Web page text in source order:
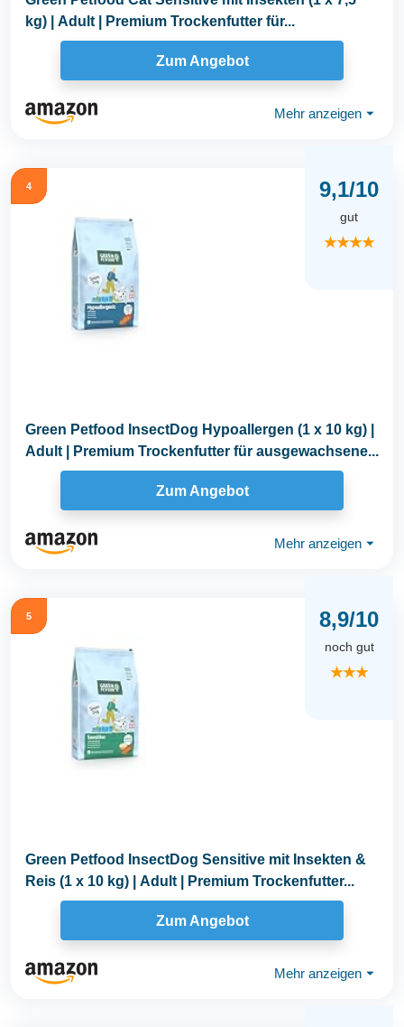
kg) | Adult | Premium Trockenfutter für...
Zum Angebot
Mehr anzeigen ⏷
4 9,1/10
gut
★★★★
Green Petfood InsectDog Hypoallergen (1 x 10 kg) |
Adult | Premium Trockenfutter für ausgewachsene...
Zum Angebot
Mehr anzeigen ⏷
5 8,9/10
noch gut
★★★
Green Petfood InsectDog Sensitive mit Insekten &
Reis (1 x 10 kg) | Adult | Premium Trockenfutter...
Zum Angebot
Mehr anzeigen ⏷